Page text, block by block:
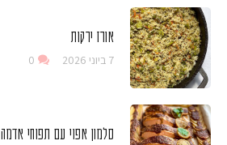
אורז ירקות
7 ביוני 2026 0
סלמון אפוי עם תפוחי אדמה